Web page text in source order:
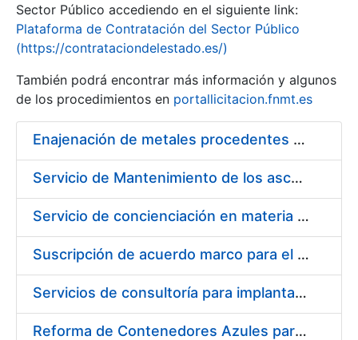
Sector Público accediendo en el siguiente link:
Plataforma de Contratación del Sector Público
(https://contrataciondelestado.es/)
También podrá encontrar más información y algunos
de los procedimientos en portallicitacion.fnmt.es
Enajenación de metales procedentes de desmonetización
Servicio de Mantenimiento de los ascensores, montacargas y plataformas de minusválidos instalados en la FNMT-RCM
Servicio de concienciación en materia de prevención de riesgos laborales
Suscripción de acuerdo marco para el servicio de diseño y producción del material gráfico necesario para el desarrollo de la actividad comercial, institucional y cultural de la entidad pública empresarial Fábrica Nacional de Moneda y Timbre-Real Casa de la Moneda (FNMT-RCM)
Servicios de consultoría para implantación por fases de un sistema de gestión del ciclo de vida de las aplicaciones en el área de desarrollo de CERES (fase 2)
Reforma de Contenedores Azules para Transporte y Almacenaje de Cospel de Acuñar Moneda